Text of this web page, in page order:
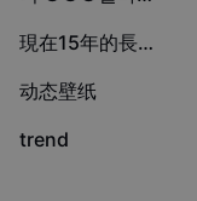
1214 現在15年的長這樣丨9張
866
动态壁纸
20
trend